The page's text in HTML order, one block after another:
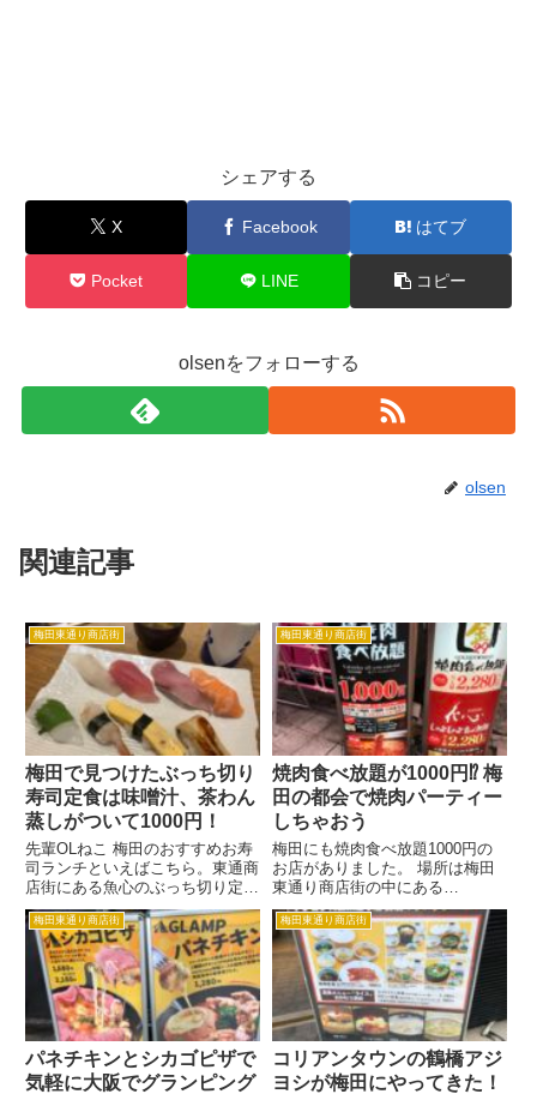
シェアする
X Facebook はてブ
Pocket LINE コピー
olsenをフォローする
olsen
関連記事
梅田東通り商店街
梅田で見つけたぶっち切り
寿司定食は味噌汁、茶わん
蒸しがついて1000円！
先輩OLねこ 梅田のおすすめお寿
司ランチといえばこちら。東通商
店街にある魚心のぶっち切り定
食。 新人OLねこ ぶっち切り定食
は1000円でお味噌汁、茶わん蒸
しがついてくるの。 先輩OLねこ
2019年10月以降は消費増税の影
響で茶わん蒸しつ...
梅田東通り商店街
焼肉食べ放題が1000円⁉ 梅
田の都会で焼肉パーティー
しちゃおう
梅田にも焼肉食べ放題1000円の
お店がありました。 場所は梅田
東通り商店街の中にある
「298（にくや）」。 90分制です
が、牛肉、豚肉、鶏肉、ホルモ
ン、ソーセージが食べ放題、それ
にキャベツやキムチ、ライス、カ
レー、スパサラも食べ放題です。
梅田東通り商店街
パネチキンとシカゴピザで
気軽に大阪でグランピング
梅田東通り商店街
コリアンタウンの鶴橋アジ
ヨシが梅田にやってきた！